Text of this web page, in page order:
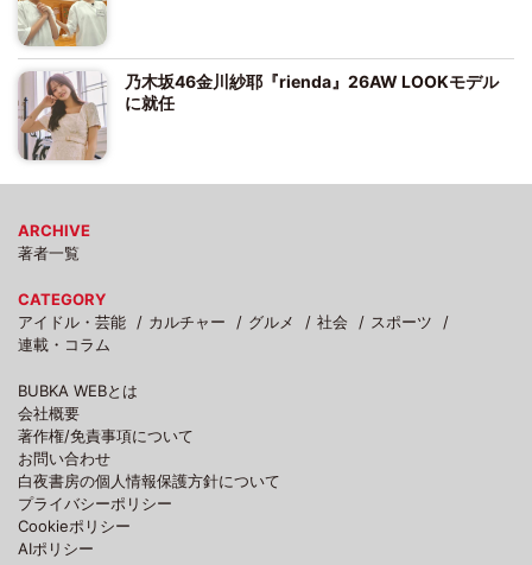
乃木坂46金川紗耶『rienda』26AW LOOKモデル
に就任
ARCHIVE
著者一覧
CATEGORY
アイドル・芸能
カルチャー グルメ 社会
スポーツ
連載・コラム
BUBKA WEBとは
会社概要
著作権/免責事項について
お問い合わせ
白夜書房の個人情報保護方針について
プライバシーポリシー
Cookieポリシー
AIポリシー